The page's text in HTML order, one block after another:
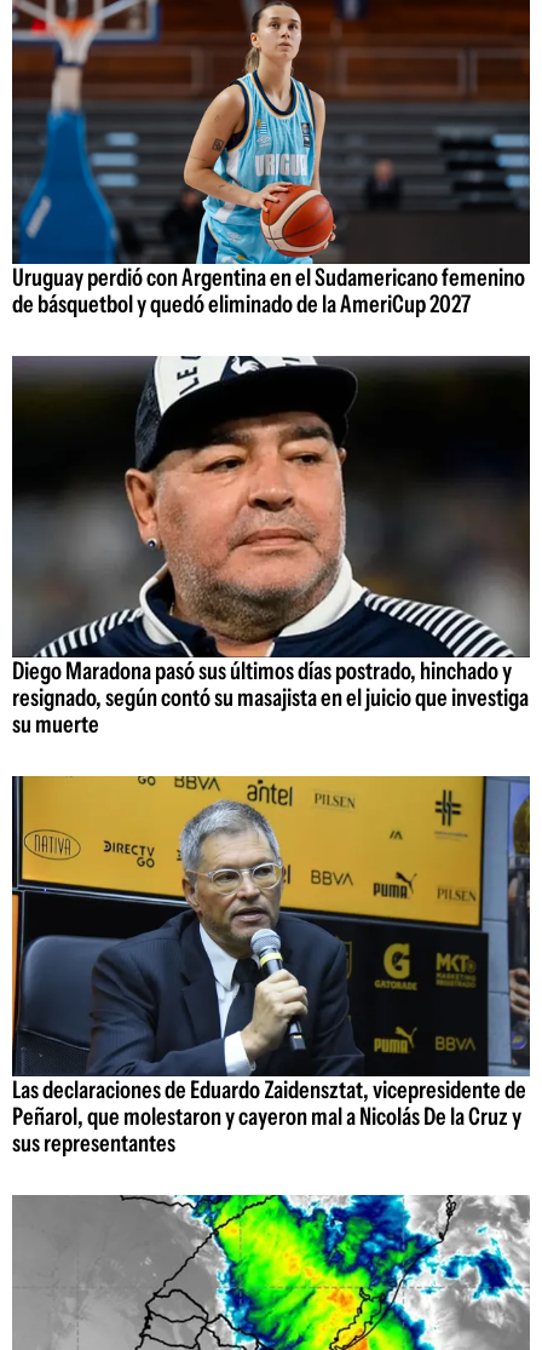
Uruguay perdió con Argentina en el Sudamericano femenino
de básquetbol y quedó eliminado de la AmeriCup 2027
Diego Maradona pasó sus últimos días postrado, hinchado y
resignado, según contó su masajista en el juicio que investiga
su muerte
Las declaraciones de Eduardo Zaidensztat, vicepresidente de
Peñarol, que molestaron y cayeron mal a Nicolás De la Cruz y
sus representantes